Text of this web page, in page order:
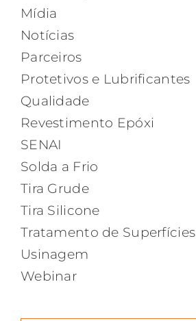
Mídia
Notícias
Parceiros
Protetivos e Lubrificantes
Qualidade
Revestimento Epóxi
SENAI
Solda a Frio
Tira Grude
Tira Silicone
Tratamento de Superfícies
Usinagem
Webinar